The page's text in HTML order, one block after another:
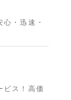
・迅速・
ビス！高価